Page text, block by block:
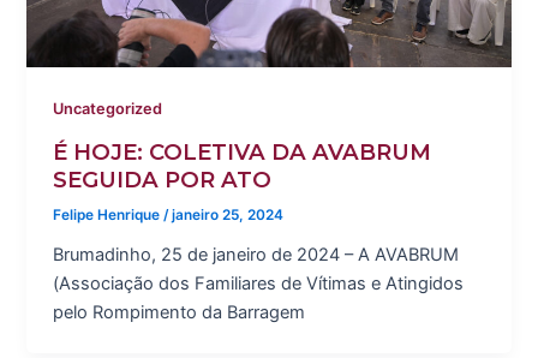
Uncategorized
É HOJE: COLETIVA DA AVABRUM
SEGUIDA POR ATO
Felipe Henrique/janeiro 25, 2024
Brumadinho, 25 de janeiro de 2024 – A AVABRUM
(Associação dos Familiares de Vítimas e Atingidos
pelo Rompimento da Barragem